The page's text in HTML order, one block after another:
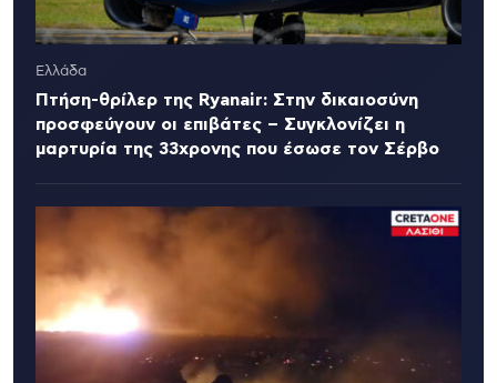
Ελλάδα
Πτήση-θρίλερ της Ryanair: Στην δικαιοσύνη
προσφεύγουν οι επιβάτες – Συγκλονίζει η
μαρτυρία της 33χρονης που έσωσε τον Σέρβο